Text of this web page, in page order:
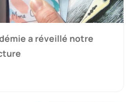
a réveillé notre